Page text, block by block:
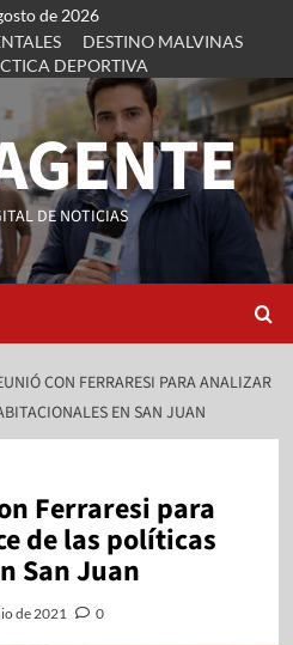
de 2026
DESTINO MALVINAS
DEPORTIVA
DE NOTICIAS
CON FERRARESI PARA ANALIZAR
EN SAN JUAN
Ferraresi para
de las políticas
San Juan
de 2021 0